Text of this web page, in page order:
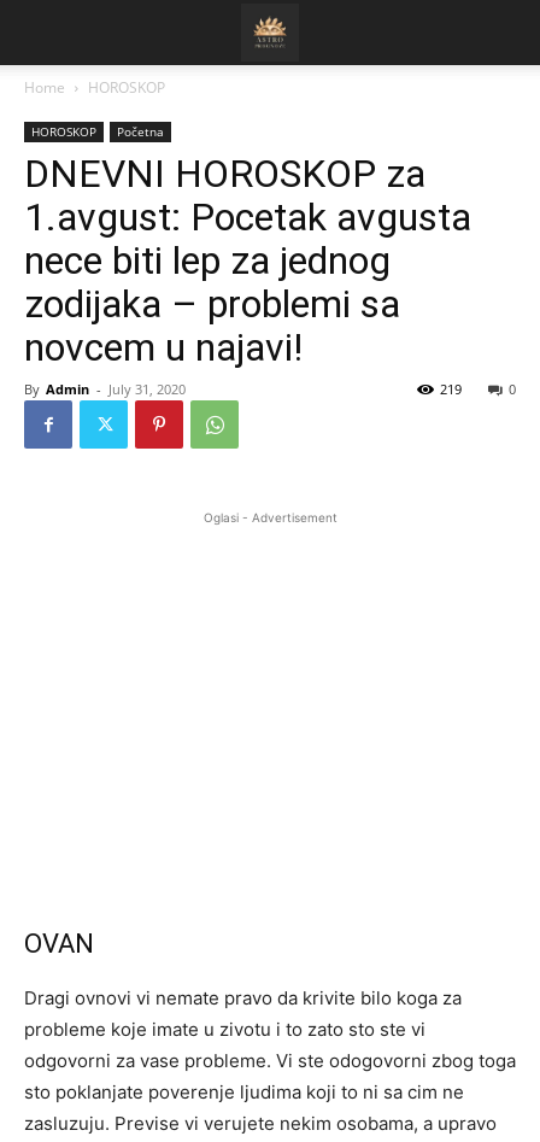
Home HOROSKOP
HOROSKOP Početna
DNEVNI HOROSKOP za
1.avgust: Pocetak avgusta
nece biti lep za jednog
zodijaka – problemi sa
novcem u najavi!
By Admin - July 31, 2020 0
219
Oglasi - Advertisement
OVAN
Dragi ovnovi vi nemate pravo da krivite bilo koga za
probleme koje imate u zivotu i to zato sto ste vi
odgovorni za vase probleme. Vi ste odogovorni zbog toga
sto poklanjate poverenje ljudima koji to ni sa cim ne
zasluzuju. Previse vi verujete nekim osobama, a upravo